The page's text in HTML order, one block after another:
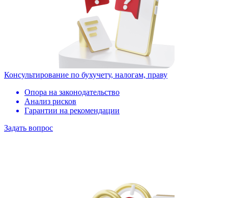
Консультирование по бухучету, налогам, праву
Опора на законодательство
Анализ рисков
Гарантии на рекомендации
Задать вопрос